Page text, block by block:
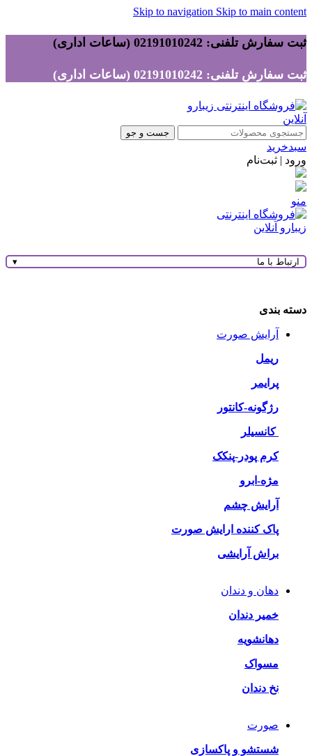
Skip to navigation Skip to main content
ثبت سفارش تلفنی: 02191010242 (ساعات اداری)
ثبت سفارش تلفنی: 02191010242 (ساعات اداری)
جست و جو
سبدخرید
ورود | ثبت‌نام
منو
ارتباط با ما ▾
دسته بندی
آرایش صورت
ریمل
پرایمر
رژگونه-کانتور
کانسیلر
کرم پودر-پنکک
مژه-ابرو
آرایش چشم
پاک کننده ارایش صورت
براش آرایشی
دهان و دندان
خمیر دندان
دهانشویه
مسواک
نخ دندان
صورت
شستشو و پاکسازی